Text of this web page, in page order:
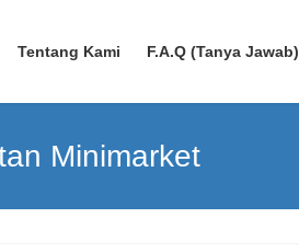
Tentang Kami F.A.Q (Tanya Jawab)
Minimarket